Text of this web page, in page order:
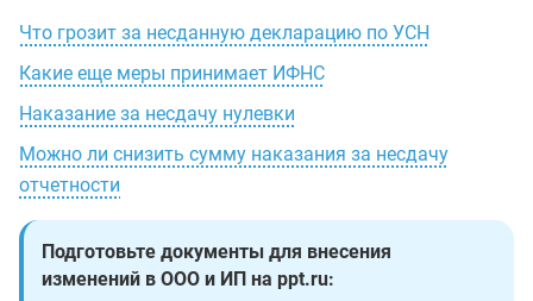
Что грозит за несданную декларацию по УСН
Какие еще меры принимает ИФНС
Наказание за несдачу нулевки
Можно ли снизить сумму наказания за несдачу
отчетности
Подготовьте документы для внесения
изменений в ООО и ИП на ppt.ru: